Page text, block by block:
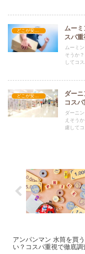
どこが安い？-雑貨
ムー
スパ
ムーミ
そうか
してコ
どこが安い？-雑貨
ダー
コス
ダーニ
えそう
慮して
アンパンマン 水筒を買
い？コスパ重視で徹底調